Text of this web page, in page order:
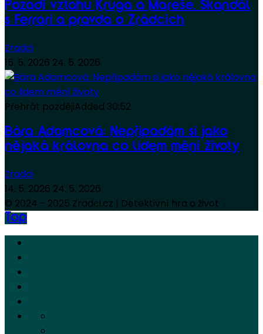
Pozadí vztahu Kruga a Mareše. Skandál
s Ferrari a pravda o Zrádcích
Zradci
15. 5. 2026 24. 5. 2026
Přehrát pozdějiAdded 30:52
Bára Adamcová: Nepřipadám si jako
nějaká královna co lidem mění životy
Zradci
14. 5. 2026 24. 5. 2026
© 2024 - 2025 Zradci.cz | Detektivní hra o život
Top